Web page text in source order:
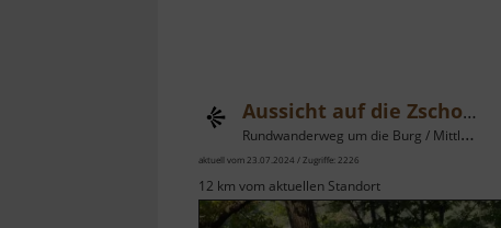
Aussicht auf die Zschopauschleife
Rundwanderweg um die Burg / Mittleres Erzgebirge
aktuell vom 23.07.2024 / Zugriffe: 2226
12 km vom aktuellen Standort